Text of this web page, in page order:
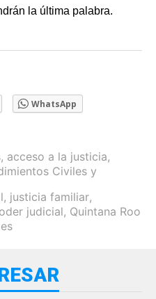
la última palabra.
WhatsApp
, acceso a la justicia,
Civiles y
, justicia familiar,
judicial, Quintana Roo